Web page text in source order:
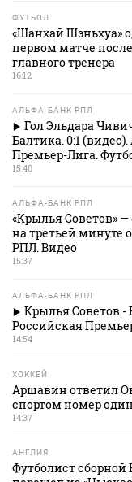
ФУТБОЛ
«Шанхай Шэньхуа»
первом матче
главного тренера
16:12
АЛЬФА-БАНК РПЛ
Гол Эльдара
Балтика. 0:1
Премьер-Лига.
15:40
АЛЬФА-БАНК РПЛ
«Крылья Советов» —
на третьей минуте
РПЛ. Видео
15:37
АЛЬФА-БАНК РПЛ
Крылья Советов -
Российская
14:54
ХОККЕЙ
Аршавин ответил
спортом номер один
14:37
АНГЛИЯ
Футболист